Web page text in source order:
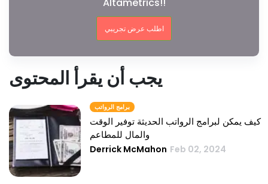
اطلب عرض تجريبي
يجب أن يقرأ المحتوى
برامج الرواتب
كيف يمكن لبرامج الرواتب الحديثة توفير الوقت
والمال للمطاعم
Derrick McMahon Feb 02, 2024